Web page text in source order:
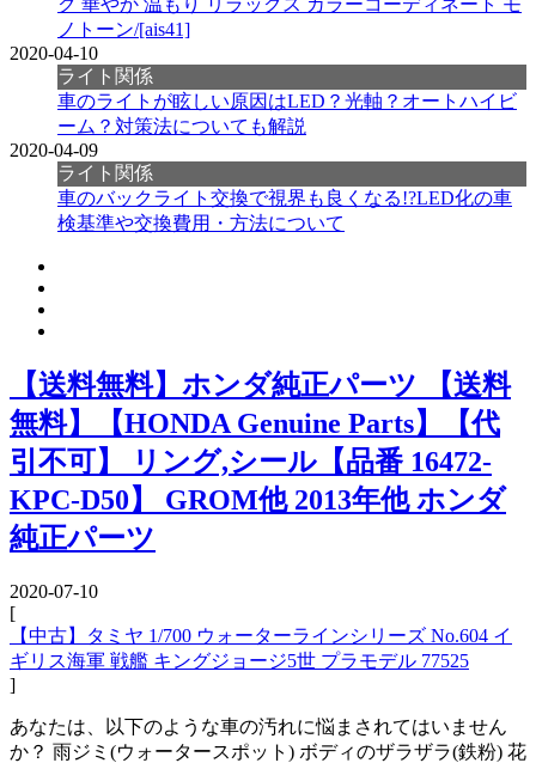
ク 華やか 温もり リラックス カラーコーディネート モ
ノトーン/[ais41]
2020-04-10
ライト関係
車のライトが眩しい原因はLED？光軸？オートハイビ
ーム？対策法についても解説
2020-04-09
ライト関係
車のバックライト交換で視界も良くなる!?LED化の車
検基準や交換費用・方法について
【送料無料】ホンダ純正パーツ 【送料
無料】【HONDA Genuine Parts】【代
引不可】 リング,シール【品番 16472-
KPC-D50】 GROM他 2013年他 ホンダ
純正パーツ
2020-07-10
[
【中古】タミヤ 1/700 ウォーターラインシリーズ No.604 イ
ギリス海軍 戦艦 キングジョージ5世 プラモデル 77525
]
あなたは、以下のような車の汚れに悩まされてはいません
か？ 雨ジミ(ウォータースポット) ボディのザラザラ(鉄粉) 花